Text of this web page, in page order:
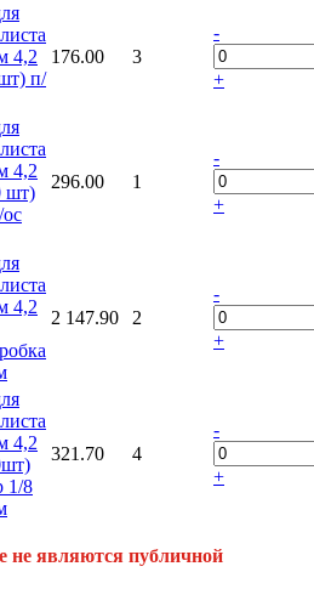
4,2
п/
176.00 3
-
+
4,2
шт)
296.00 1
-
+
4,2
2 147.90 2
-
+
4,2
1/8
321.70 4
-
+
не являются публичной